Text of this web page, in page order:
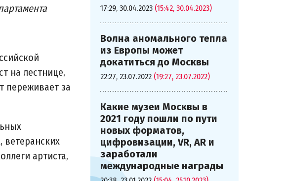
на лестнице,
переживает за
артиста,
17:29, 30.04.2023 (15:42, 30.04.2023)
Волна аномального тепла
из Европы может
докатиться до Москвы
22:27, 23.07.2022 (19:27, 23.07.2022)
Какие музеи Москвы в
2021 году пошли по пути
новых форматов,
цифровизации, VR, AR и
заработали
международные награды